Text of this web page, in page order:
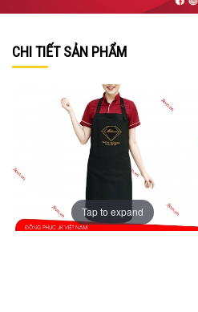
CHI TIẾT SẢN PHẨM
Tap to expand